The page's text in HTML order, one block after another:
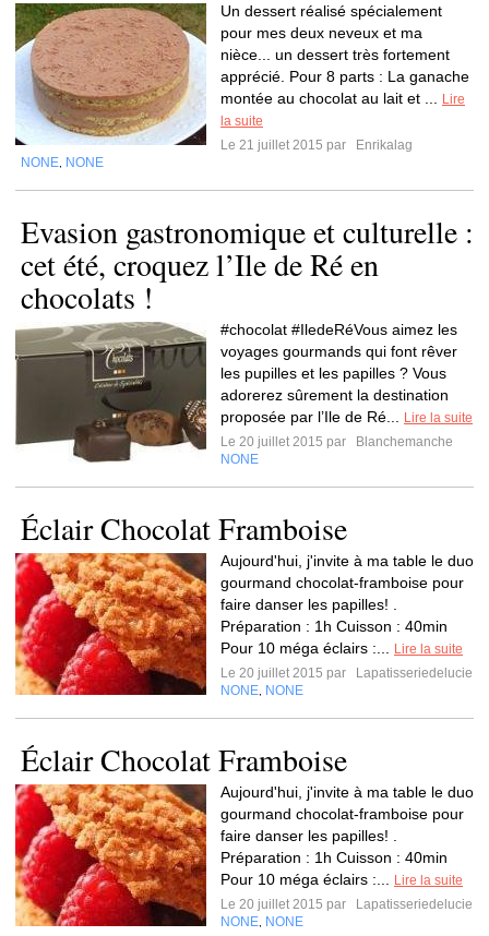
Un dessert réalisé spécialement
pour mes deux neveux et ma
nièce... un dessert très fortement
apprécié. Pour 8 parts : La ganache
montée au chocolat au lait et ...
Lire
la suite
Le 21 juillet 2015 par
Enrikalag
NONE NONE
Evasion gastronomique et culturelle :
cet été, croquez l’Ile de Ré en
chocolats !
#chocolat #IledeRéVous aimez les
voyages gourmands qui font rêver
les pupilles et les papilles ? Vous
adorerez sûrement la destination
proposée par l’Ile de Ré...
Lire la suite
Le 20 juillet 2015 par
Blanchemanche
NONE
Éclair Chocolat Framboise
Aujourd'hui, j'invite à ma table le duo
gourmand chocolat-framboise pour
faire danser les papilles! .
Préparation : 1h Cuisson : 40min
Pour 10 méga éclairs :...
Lire la suite
Le 20 juillet 2015 par
Lapatisseriedelucie
NONE NONE
Éclair Chocolat Framboise
Aujourd'hui, j'invite à ma table le duo
gourmand chocolat-framboise pour
faire danser les papilles! .
Préparation : 1h Cuisson : 40min
Pour 10 méga éclairs :...
Lire la suite
Le 20 juillet 2015 par
Lapatisseriedelucie
NONE NONE